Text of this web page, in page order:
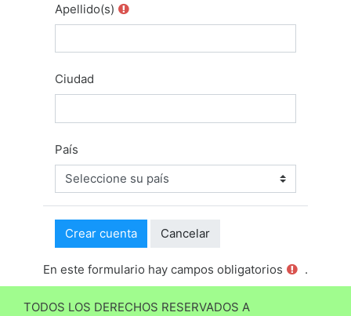
Apellido(s)
Ciudad
País
En este formulario hay campos obligatorios .
TODOS LOS DERECHOS RESERVADOS A